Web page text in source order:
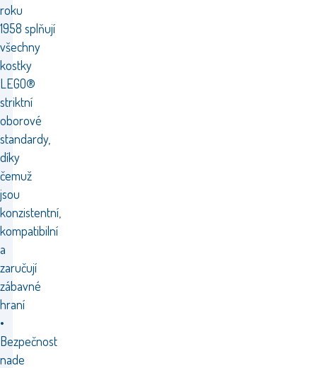
roku
1958 splňují
všechny
kostky
LEGO®
striktní
oborové
standardy,
díky
čemuž
jsou
konzistentní,
kompatibilní
a
zaručují
zábavné
hraní
•
Bezpečnost
nade